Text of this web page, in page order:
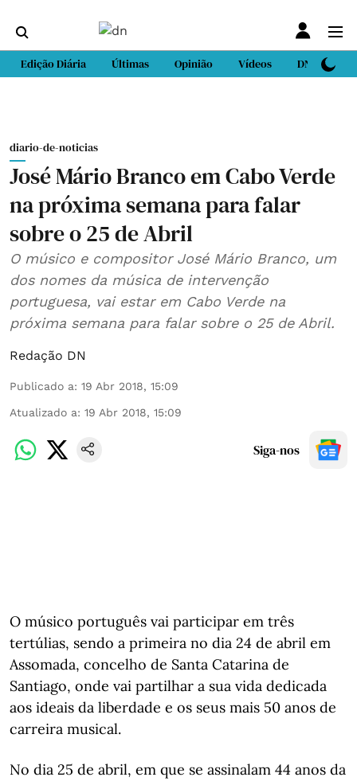
Edição Diária Últimas Opinião Vídeos DN Sport
diario-de-noticias
José Mário Branco em Cabo Verde
na próxima semana para falar
sobre o 25 de Abril
O músico e compositor José Mário Branco, um
dos nomes da música de intervenção
portuguesa, vai estar em Cabo Verde na
próxima semana para falar sobre o 25 de Abril.
Redação DN
Publicado a: 19 Abr 2018, 15:09
Atualizado a: 19 Abr 2018, 15:09
Siga-nos
O músico português vai participar em três
tertúlias, sendo a primeira no dia 24 de abril em
Assomada, concelho de Santa Catarina de
Santiago, onde vai partilhar a sua vida dedicada
aos ideais da liberdade e os seus mais 50 anos de
carreira musical.
No dia 25 de abril, em que se assinalam 44 anos da